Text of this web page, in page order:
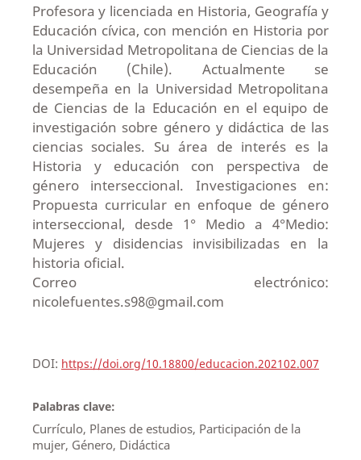
Profesora y licenciada en Historia, Geografía y
Educación cívica, con mención en Historia por
la Universidad Metropolitana de Ciencias de la
Educación (Chile). Actualmente se
desempeña en la Universidad Metropolitana
de Ciencias de la Educación en el equipo de
investigación sobre género y didáctica de las
ciencias sociales. Su área de interés es la
Historia y educación con perspectiva de
género interseccional. Investigaciones en:
Propuesta curricular en enfoque de género
interseccional, desde 1° Medio a 4°Medio:
Mujeres y disidencias invisibilizadas en la
historia oficial.
Correo electrónico:
nicolefuentes.s98@gmail.com
DOI: https://doi.org/10.18800/educacion.202102.007
Palabras clave:
Currículo, Planes de estudios, Participación de la
mujer, Género, Didáctica